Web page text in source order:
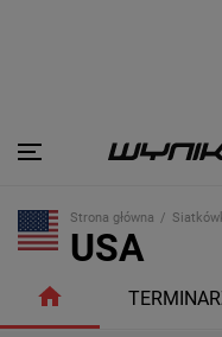
Strona główna
USA